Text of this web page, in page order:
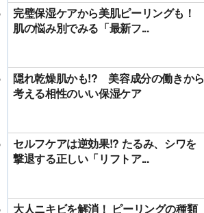
完璧保湿ケアから美肌ピーリングも！
肌の悩み別でみる「最新フ...
隠れ乾燥肌かも!? 美容成分の働きから
考える相性のいい保湿ケア
セルフケアは逆効果!? たるみ、シワを
撃退する正しい「リフトア...
大人ニキビを解消！ ピーリングの種類